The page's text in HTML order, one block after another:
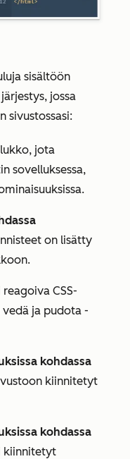
sisältöön
jossa
sivustossasi:
jota
sovelluksessa,
on lisätty
CSS-
ja pudota -
kohdassa
kiinnitetyt
kohdassa
kiinnitetyt